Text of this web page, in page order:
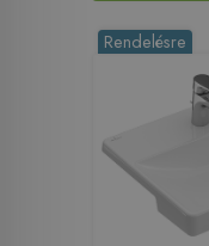
Rendelésre